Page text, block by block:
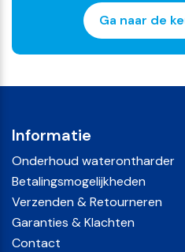
Ga naar de
Informatie
Onderhoud waterontharder
Betalingsmogelijkheden
Verzenden & Retourneren
Garanties & Klachten
Contact